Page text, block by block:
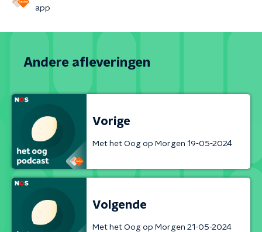
app
Andere afleveringen
Vorige
Met het Oog op Morgen 19-05-2024
Volgende
Met het Oog op Morgen 21-05-2024